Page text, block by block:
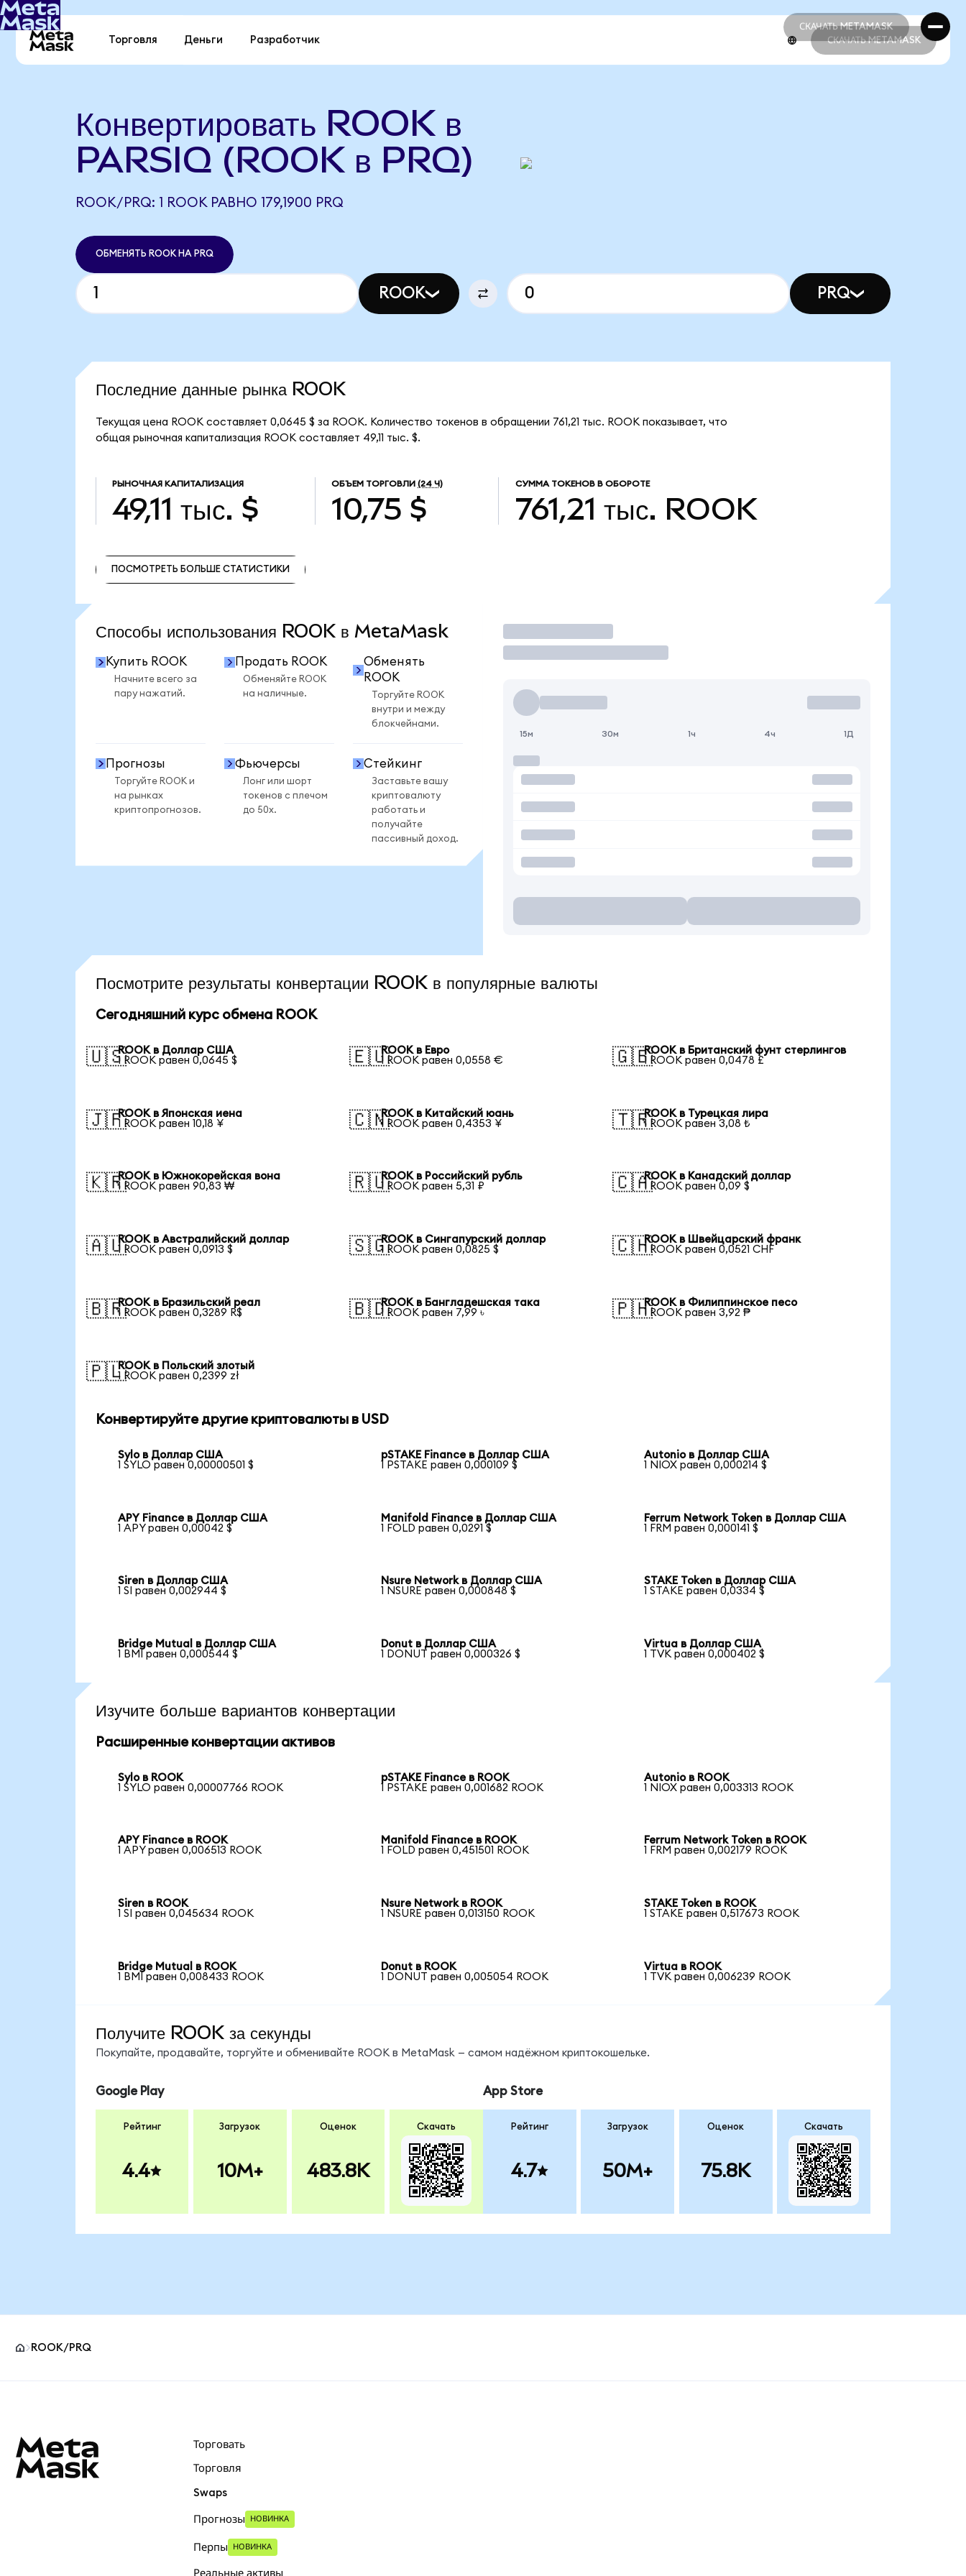
СКАЧАТЬ METAMASK
СКАЧАТЬ METAMASK
Торговля Деньги Разработчик СКАЧАТЬ METAMASK
Конвертировать ROOK в
PARSIQ (ROOK в PRQ)
ROOK/PRQ: 1 ROOK РАВНО 179,1900 PRQ
ОБМЕНЯТЬ ROOK НА PRQ
ROOK PRQ
Последние данные рынка ROOK
Текущая цена ROOK составляет 0,0645 $ за ROOK. Количество токенов в обращении 761,21 тыс. ROOK показывает, что
общая рыночная капитализация ROOK составляет 49,11 тыс. $.
РЫНОЧНАЯ КАПИТАЛИЗАЦИЯ
49,11 тыс. $
ОБЪЕМ ТОРГОВЛИ (24 Ч)
10,75 $
СУММА ТОКЕНОВ В ОБОРОТЕ
761,21 тыс. ROOK
ПОСМОТРЕТЬ БОЛЬШЕ СТАТИСТИКИ
Способы использования ROOK в MetaMask
Купить ROOK
Начните всего за
пару нажатий.
Продать ROOK
Обменяйте ROOK
на наличные.
Обменять
ROOK
Торгуйте ROOK
внутри и между
блокчейнами.
Прогнозы
Торгуйте ROOK и
на рынках
криптопрогнозов.
Фьючерсы
Лонг или шорт
токенов с плечом
до 50x.
Стейкинг
Заставьте вашу
криптовалюту
работать и
получайте
пассивный доход.
Торговать
15м 30м 1ч 4ч 1Д
Посмотрите результаты конвертации ROOK в популярные валюты
Сегодняшний курс обмена ROOK
🇺🇸ROOK в Доллар США
1 ROOK равен 0,0645 $
🇪🇺ROOK в Евро
1 ROOK равен 0,0558 €
🇬🇧ROOK в Британский фунт стерлингов
1 ROOK равен 0,0478 £
🇯🇵ROOK в Японская иена
1 ROOK равен 10,18 ¥
🇨🇳ROOK в Китайский юань
1 ROOK равен 0,4353 ¥
🇹🇷ROOK в Турецкая лира
1 ROOK равен 3,08 ₺
🇰🇷ROOK в Южнокорейская вона
1 ROOK равен 90,83 ₩
🇷🇺ROOK в Российский рубль
1 ROOK равен 5,31 ₽
🇨🇦ROOK в Канадский доллар
1 ROOK равен 0,09 $
🇦🇺ROOK в Австралийский доллар
1 ROOK равен 0,0913 $
🇸🇬ROOK в Сингапурский доллар
1 ROOK равен 0,0825 $
🇨🇭ROOK в Швейцарский франк
1 ROOK равен 0,0521 CHF
🇧🇷ROOK в Бразильский реал
1 ROOK равен 0,3289 R$
🇧🇩ROOK в Бангладешская така
1 ROOK равен 7,99 ৳
🇵🇭ROOK в Филиппинское песо
1 ROOK равен 3,92 ₱
🇵🇱ROOK в Польский злотый
1 ROOK равен 0,2399 zł
Конвертируйте другие криптовалюты в USD
Sylo в Доллар США
1 SYLO равен 0,00000501 $
pSTAKE Finance в Доллар США
1 PSTAKE равен 0,000109 $
Autonio в Доллар США
1 NIOX равен 0,000214 $
APY Finance в Доллар США
1 APY равен 0,00042 $
Manifold Finance в Доллар США
1 FOLD равен 0,0291 $
Ferrum Network Token в Доллар США
1 FRM равен 0,000141 $
Siren в Доллар США
1 SI равен 0,002944 $
Nsure Network в Доллар США
1 NSURE равен 0,000848 $
STAKE Token в Доллар США
1 STAKE равен 0,0334 $
Bridge Mutual в Доллар США
1 BMI равен 0,000544 $
Donut в Доллар США
1 DONUT равен 0,000326 $
Virtua в Доллар США
1 TVK равен 0,000402 $
Изучите больше вариантов конвертации
Расширенные конвертации активов
Sylo в ROOK
1 SYLO равен 0,00007766 ROOK
pSTAKE Finance в ROOK
1 PSTAKE равен 0,001682 ROOK
Autonio в ROOK
1 NIOX равен 0,003313 ROOK
APY Finance в ROOK
1 APY равен 0,006513 ROOK
Manifold Finance в ROOK
1 FOLD равен 0,451501 ROOK
Ferrum Network Token в ROOK
1 FRM равен 0,002179 ROOK
Siren в ROOK
1 SI равен 0,045634 ROOK
Nsure Network в ROOK
1 NSURE равен 0,013150 ROOK
STAKE Token в ROOK
1 STAKE равен 0,517673 ROOK
Bridge Mutual в ROOK
1 BMI равен 0,008433 ROOK
Donut в ROOK
1 DONUT равен 0,005054 ROOK
Virtua в ROOK
1 TVK равен 0,006239 ROOK
Получите ROOK за секунды
Покупайте, продавайте, торгуйте и обменивайте ROOK в MetaMask — самом надёжном криптокошельке.
Google Play
Рейтинг
4.4
Загрузок
10M+
Оценок
483.8K
Скачать
App Store
Рейтинг
4.7
Загрузок
50M+
Оценок
75.8K
Скачать
ROOK/PRQ
Торговать
Торговля
Swaps
Прогнозы НОВИНКА
Перпы НОВИНКА
Реальные активы